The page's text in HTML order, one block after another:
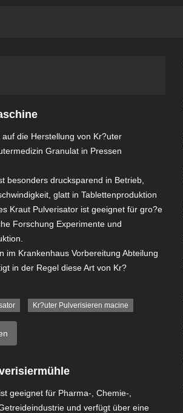
die Herstellung von Kr?uter
Granulat in Pressen
besonders drucksparend in Betrieb,
glatt in Tablettenproduktion
Kraut Pulverisator ist geeignet für gro?e
Forschung Experimente und
im Krankenhaus Vorbereitung Abteilung
in der Regel diese Art von Kr?
Kr?uter Pulverisieren macine
geeignet für Pharma-, Chemie-,
und verfügt über eine